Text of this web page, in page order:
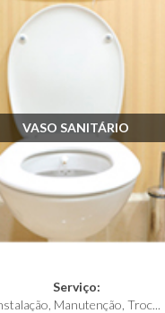
VASO SANITÁRIO
Serviço:
Manutenção, Troc...